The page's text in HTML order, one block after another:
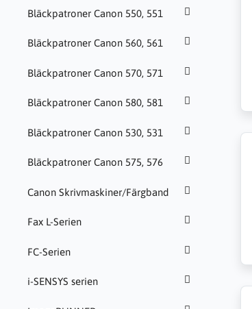
Bläckpatroner Canon 550, 551
Bläckpatroner Canon 560, 561
Bläckpatroner Canon 570, 571
Bläckpatroner Canon 580, 581
Bläckpatroner Canon 530, 531
Bläckpatroner Canon 575, 576
Canon Skrivmaskiner/Färgband
Fax L-Serien
FC-Serien
i-SENSYS serien